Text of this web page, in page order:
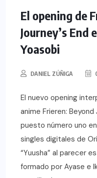
El opening de
Journey’s End
Yoasobi
DANIEL ZÚÑIGA
El nuevo opening
anime Frieren: Beyond
puesto número uno
singles digitales de
“Yuusha” al parecer
formado por Ayase e